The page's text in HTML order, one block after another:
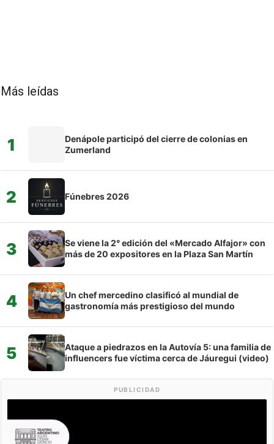
Más leídas
1
Denápole participó del cierre de colonias en
Zumerland
2 Fúnebres 2026
3
Se viene la 2° edición del «Mercado Alfajor» con
más de 20 expositores en la Plaza San Martín
4
Un chef mercedino clasificó al mundial de
gastronomía más prestigioso del mundo
5
Ataque a piedrazos en la Autovía 5: una familia de
influencers fue víctima cerca de Jáuregui (video)
PUBLICIDAD